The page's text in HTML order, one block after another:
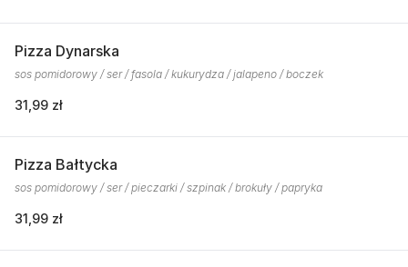
Pizza Dynarska
sos pomidorowy / ser / fasola / kukurydza / jalapeno / boczek
31,99 zł
Pizza Bałtycka
sos pomidorowy / ser / pieczarki / szpinak / brokuły / papryka
31,99 zł